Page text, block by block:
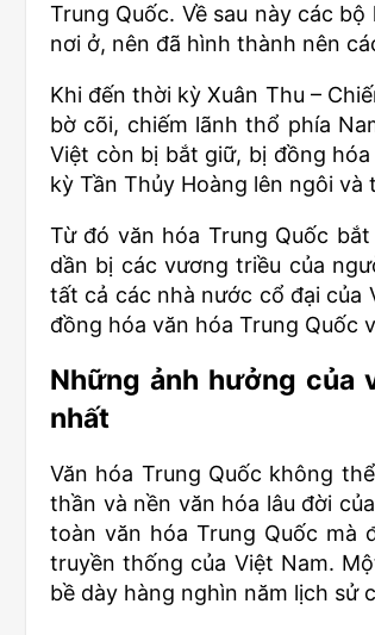
Trung Quốc. Về sau này các
nơi ở, nên đã hình thành nên
Khi đến thời kỳ Xuân Thu –
bờ cõi, chiếm lãnh thổ phía
Việt còn bị bắt giữ, bị đồng
kỳ Tần Thủy Hoàng lên ngôi
Từ đó văn hóa Trung Quốc
dần bị các vương triều của
tất cả các nhà nước cổ đại của
đồng hóa văn hóa Trung Quốc
Những ảnh hưởng của
nhất
Văn hóa Trung Quốc không
thần và nền văn hóa lâu đời
toàn văn hóa Trung Quốc mà
truyền thống của Việt Nam.
bề dày hàng nghìn năm lịch sử